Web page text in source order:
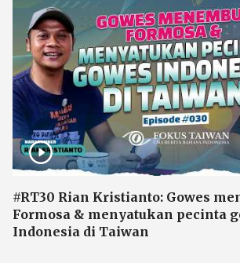
#RT30 Rian Kristianto: Gowes
Formosa & menyatukan pecinta
Indonesia di Taiwan